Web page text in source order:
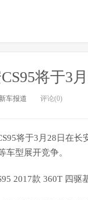
将于3
新车报道 评论(0)
将于3月28日在长
车型展开竞争。